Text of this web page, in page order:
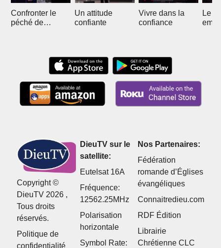
Confronter le
péché de
Un attitude
confiante
Vivre dans la
confiance
Le
Copyright ©
DieuTV 2026 ,
Tous droits
réservés.
Politique de
confidentialité
DieuTV sur le
satellite:
Eutelsat 16A
Fréquence:
12562.25MHz
Polarisation
horizontale
Symbol Rate:
Nos Partenaires:
Fédération
romande d’Églises
évangéliques
Connaitredieu.com
RDF Édition
Librairie
Chrétienne CLC